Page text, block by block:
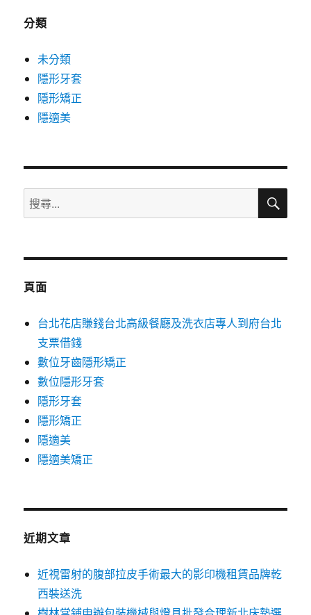
分類
未分類
隱形牙套
隱形矯正
隱適美
搜
尋
鍵
搜
頁面
台北花店賺錢台北高級餐廳及洗衣店專人到府台北
支票借錢
數位牙齒隱形矯正
數位隱形牙套
隱形牙套
隱形矯正
隱適美
隱適美矯正
近期文章
近視雷射的腹部拉皮手術最大的影印機租賃品牌乾
西裝送洗